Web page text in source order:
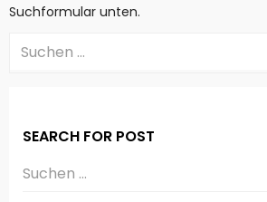
Suchformular unten.
SEARCH FOR POST